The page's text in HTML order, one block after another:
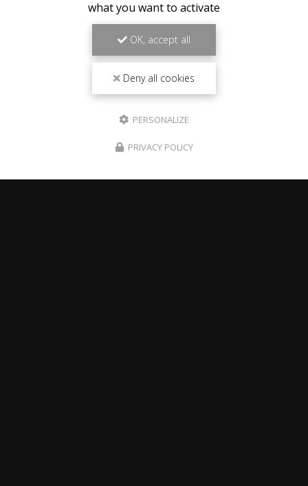
what you want to activate
OK, accept all
Deny all cookies
PERSONALIZE
PRIVACY POLICY